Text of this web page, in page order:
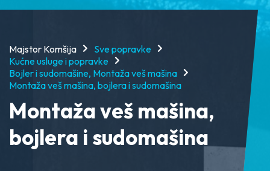
Majstor Komšija
Sve popravke
Kućne usluge i popravke
Bojler i sudomašine, Montaža veš mašina
Montaža veš mašina, bojlera i sudomašina
Montaža veš mašina,
bojlera i sudomašina